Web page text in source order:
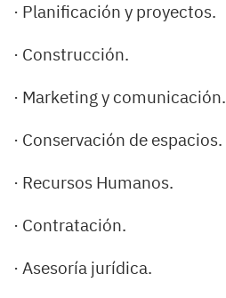
· Planificación y proyectos.
· Construcción.
· Marketing y comunicación.
· Conservación de espacios.
· Recursos Humanos.
· Contratación.
· Asesoría jurídica.